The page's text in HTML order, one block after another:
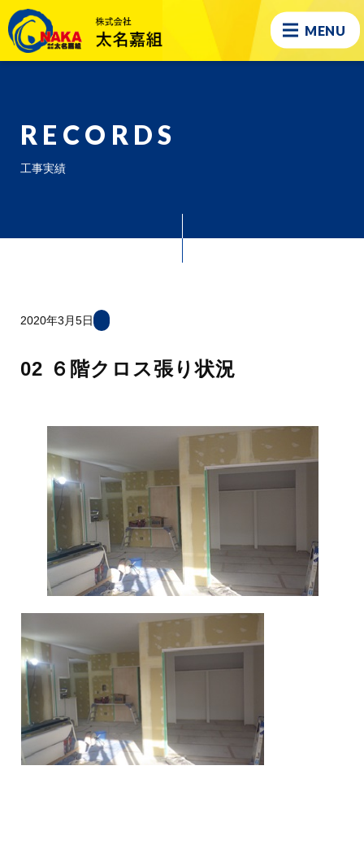
MENU
RECORDS
工事実績
2020年3月5日
02 ６階クロス張り状況